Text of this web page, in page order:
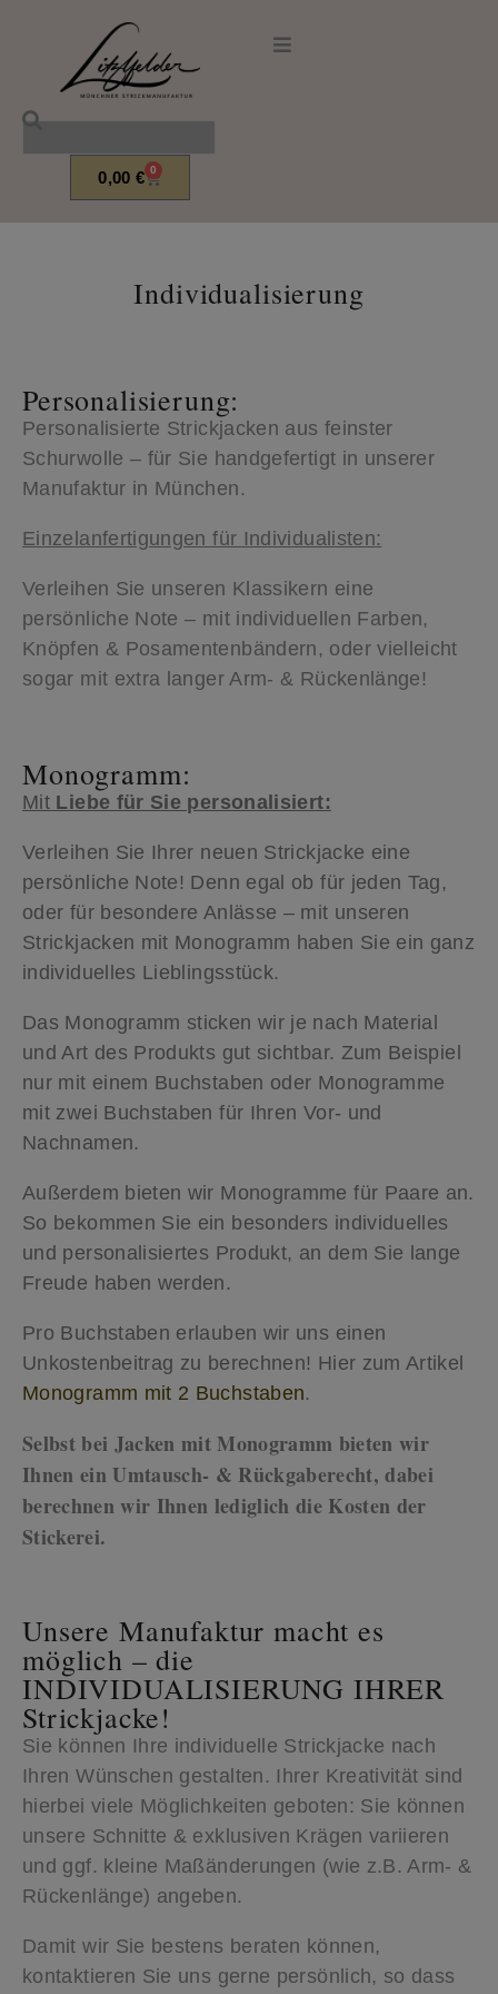
0,00€ 0
Individualisierung
Personalisierung:
Personalisierte Strickjacken aus feinster
Schurwolle – für Sie handgefertigt in unserer
Manufaktur in München.
Einzelanfertigungen für Individualisten:
Verleihen Sie unseren Klassikern eine
persönliche Note – mit individuellen Farben,
Knöpfen & Posamentenbändern, oder vielleicht
sogar mit extra langer Arm- & Rückenlänge!
Monogramm:
Mit Liebe für Sie personalisiert:
Verleihen Sie Ihrer neuen Strickjacke eine
persönliche Note! Denn egal ob für jeden Tag,
oder für besondere Anlässe – mit unseren
Strickjacken mit Monogramm haben Sie ein ganz
individuelles Lieblingsstück.
Das Monogramm sticken wir je nach Material
und Art des Produkts gut sichtbar. Zum Beispiel
nur mit einem Buchstaben oder Monogramme
mit zwei Buchstaben für Ihren Vor- und
Nachnamen.
Außerdem bieten wir Monogramme für Paare an.
So bekommen Sie ein besonders individuelles
und personalisiertes Produkt, an dem Sie lange
Freude haben werden.
Pro Buchstaben erlauben wir uns einen
Unkostenbeitrag zu berechnen! Hier zum Artikel
Monogramm mit 2 Buchstaben.
Selbst bei Jacken mit Monogramm bieten wir
Ihnen ein Umtausch- & Rückgaberecht, dabei
berechnen wir Ihnen lediglich die Kosten der
Stickerei.
Unsere Manufaktur macht es
möglich – die
INDIVIDUALISIERUNG IHRER
Strickjacke!
Sie können Ihre individuelle Strickjacke nach
Ihren Wünschen gestalten. Ihrer Kreativität sind
hierbei viele Möglichkeiten geboten: Sie können
unsere Schnitte & exklusiven Krägen variieren
und ggf. kleine Maßänderungen (wie z.B. Arm- &
Rückenlänge) angeben.
Damit wir Sie bestens beraten können,
kontaktieren Sie uns gerne persönlich, so dass